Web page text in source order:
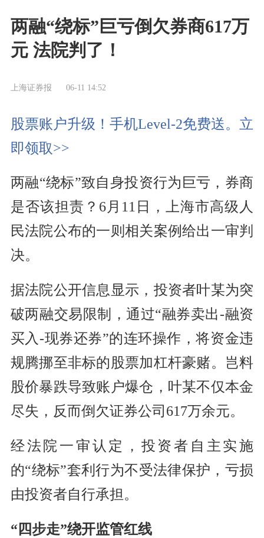
两融“绕标”巨亏倒欠券商617万
元 法院判了！
上海证券报 06-11 14:52
股票账户升级！手机Level-2免费送。立
即领取>>
两融“绕标”致自身投资行为巨亏，券商
是否该担责？6月11日，上海市高级人
民法院公布的一则相关案例给出一审判
决。
据法院公开信息显示，投资者叶某为突
破两融交易限制，通过“融券卖出-融资
买入-现券还券”的连环操作，将资金违
规腾挪至非标的股票加杠杆豪赌。岂料
股价暴跌导致账户爆仓，叶某不仅本金
尽失，反而倒欠证券公司617万余元。
经法院一审认定，投资者自主实施
的“绕标”套利行为不受法律保护，亏损
由投资者自行承担。
“四步走”绕开监管红线